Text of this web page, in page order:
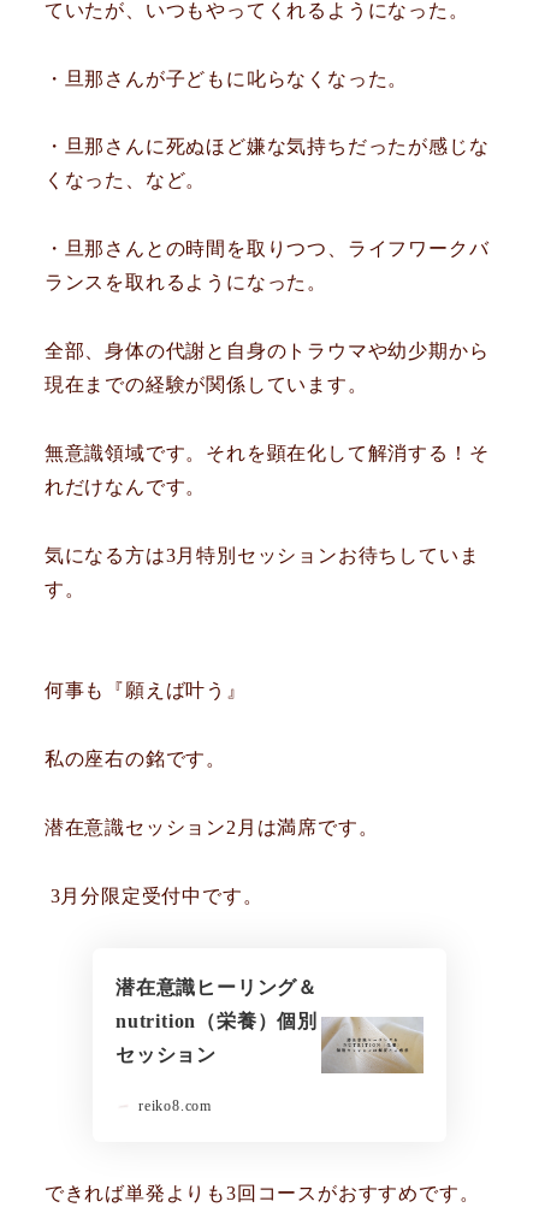
ていたが、いつもやってくれるようになった。
・旦那さんが子どもに叱らなくなった。
・旦那さんに死ぬほど嫌な気持ちだったが感じな
くなった、など。
・旦那さんとの時間を取りつつ、ライフワークバ
ランスを取れるようになった。
全部、身体の代謝と自身のトラウマや幼少期から
現在までの経験が関係しています。
無意識領域です。それを顕在化して解消する！そ
れだけなんです。
気になる方は3月特別セッションお待ちしていま
す。
何事も『願えば叶う』
私の座右の銘です。
潜在意識セッション2月は満席です。
3月分限定受付中です。
潜在意識ヒーリング＆
nutrition（栄養）個別
セッション
reiko8.com
できれば単発よりも3回コースがおすすめです。